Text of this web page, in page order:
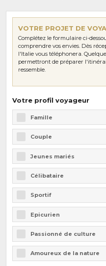
VOTRE PROJET DE
Complétez le formulaire ci-
comprendre vos envies. Dès
l'Italie vous téléphonera.
permettront de préparer
ressemble.
Votre profil voyageur
Famille
Couple
Jeunes mariés
Célibataire
Sportif
Epicurien
Passionné de culture
Amoureux de la nature